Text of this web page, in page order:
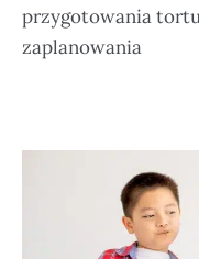
przygotowania
zaplanowania